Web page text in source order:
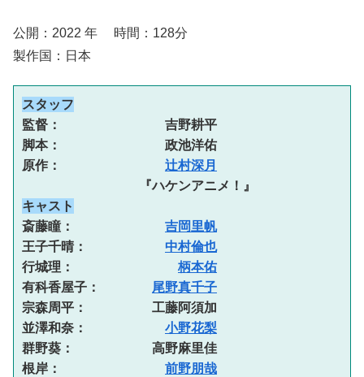
公開：2022 年 時間：128分
製作国：日本
スタッフ
監督：　　　　　　　　吉野耕平
脚本：　　　　　　　　政池洋佑
原作： 辻村深月
『ハケンアニメ！』
キャスト
斎藤瞳： 吉岡里帆
王子千晴： 中村倫也
行城理： 柄本佑
有科香屋子： 尾野真千子
宗森周平：　　　　　工藤阿須加
並澤和奈： 小野花梨
群野葵：　　　　　　高野麻里佳
根岸： 前野朋哉